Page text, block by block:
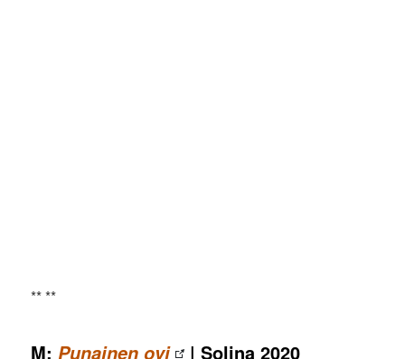
** **
M: Punainen ovi | Solina 2020